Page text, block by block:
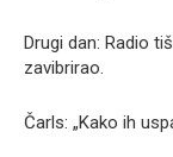
Drugi dan: Radio
zavibrirao.
Čarls: „Kako ih